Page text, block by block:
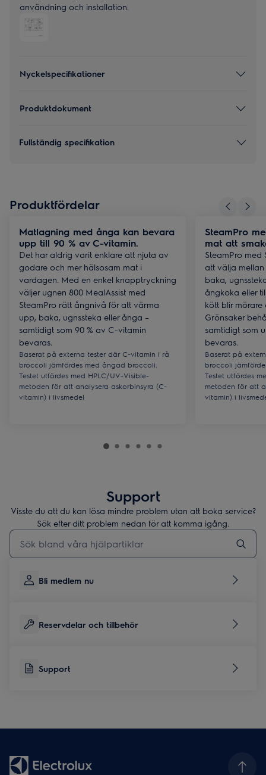
användning och installation.
Nyckelspecifikationer
Produktdokument
Fullständig specifikation
Produktfördelar
Matlagning med ånga kan bevara
upp till 90 % av C-vitamin.
Det har aldrig varit enklare att njuta av
godare och mer hälsosam mat i
vardagen. Med en enkel knapptryckning
väljer ugnen 800 MealAssist med
SteamPro rätt ångnivå för att värma
upp, baka, ugnssteka eller ånga –
samtidigt som 90 % av C-vitamin
bevaras.
Baserat på externa tester där C-vitamin i rå
broccoli jämfördes med ångad broccoli.
Testet utfördes med HPLC/UV-Visible-
metoden för att analysera askorbinsyra (C-
vitamin) i livsmedel
SteamPro
mat att
SteamPro med
att välja
baka,
ångkoka eller
kött blir mörare
Grönsaker
samtidigt som
bevaras.
Baserat på
broccoli
Testet utfördes
metoden för att
vitamin) i
Support
Visste du att du kan lösa mindre problem utan att boka service?
Sök efter ditt problem nedan för att komma igång.
Skriv här för att söka i supportartiklar
Bli medlem nu
Reservdelar och tillbehör
Support